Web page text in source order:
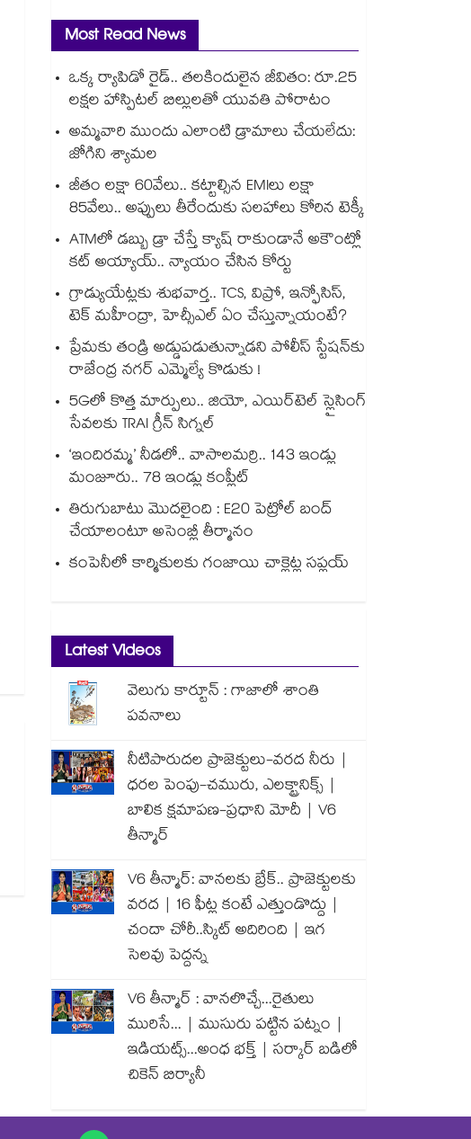
Most Read News
ఒక్క ర్యాపిడో రైడ్.. తలకిందులైన జీవితం: రూ.25
లక్షల హాస్పిటల్ బిల్లులతో యువతి పోరాటం
అమ్మవారి ముందు ఎలాంటి డ్రామాలు చేయలేదు:
జోగిని శ్యామల
జీతం లక్షా 60వేలు.. కట్టాల్సిన EMIలు లక్షా
85వేలు.. అప్పులు తీరేందుకు సలహాలు కోరిన టెక్కీ
ATMలో డబ్బు డ్రా చేస్తే క్యాష్ రాకుండానే అకౌంట్లో
కట్ అయ్యాయ్.. న్యాయం చేసిన కోర్టు
గ్రాడ్యుయేట్లకు శుభవార్త.. TCS, విప్రో, ఇన్ఫోసిస్,
టెక్ మహీంద్రా, హెచ్సీఎల్ ఏం చేస్తున్నాయంటే?
ప్రేమకు తండ్రి అడ్డుపడుతున్నాడని పోలీస్ స్టేషన్⁪కు
రాజేంద్ర నగర్ ఎమ్మెల్యే కొడుకు !
5Gలో కొత్త మార్పులు.. జియో, ఎయిర్‌టెల్ స్లైసింగ్
సేవలకు TRAI గ్రీన్ సిగ్నల్
‘ఇందిరమ్మ’ నీడలో.. వాసాలమర్రి.. 143 ఇండ్లు
మంజూరు.. 78 ఇండ్లు కంప్లీట్
తిరుగుబాటు మొదలైంది : E20 పెట్రోల్ బంద్
చేయాలంటూ అసెంబ్లీ తీర్మానం
కంపెనీలో కార్మికులకు గంజాయి చాక్లెట్ల సప్లయ్
Latest Videos
వెలుగు కార్టూన్ : గాజాలో శాంతి
పవనాలు
నీటిపారుదల ప్రాజెక్టులు-వరద నీరు |
ధరల పెంపు-చమురు, ఎలక్ట్రానిక్స్ |
బాలిక క్షమాపణ-ప్రధాని మోదీ | V6
తీన్మార్
V6 తీన్మార్: వానలకు బ్రేక్.. ప్రాజెక్టులకు
వరద | 16 ఫీట్ల కంటే ఎత్తుండొద్దు |
చందా చోరీ..స్కిట్ అదిరింది | ఇగ
సెలవు పెద్దన్న
V6 తీన్మార్ : వానలొచ్చే...రైతులు
మురిసే... | ముసురు పట్టిన పట్నం |
ఇడియట్స్...అంధ భక్త్ | సర్కార్ బడిలో
చికెన్ బిర్యానీ